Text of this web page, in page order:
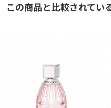
この商品と比較されてい